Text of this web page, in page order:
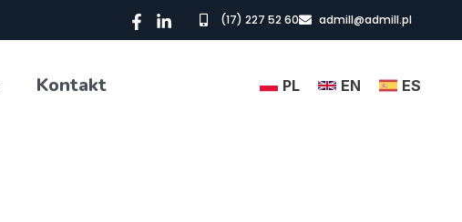
(17) 227 52 60 admill@admill.pl
Kontakt PL EN ES